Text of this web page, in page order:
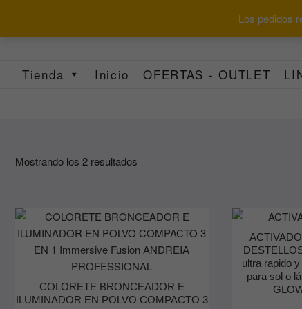
Los pedidos
contenido
Tienda Inicio OFERTAS - OUTLET
Mostrando los 2 resultados
últimos
COLORETE BRONCEADOR E
ILUMINADOR EN POLVO COMPACTO 3
ultra rapido
para sol o